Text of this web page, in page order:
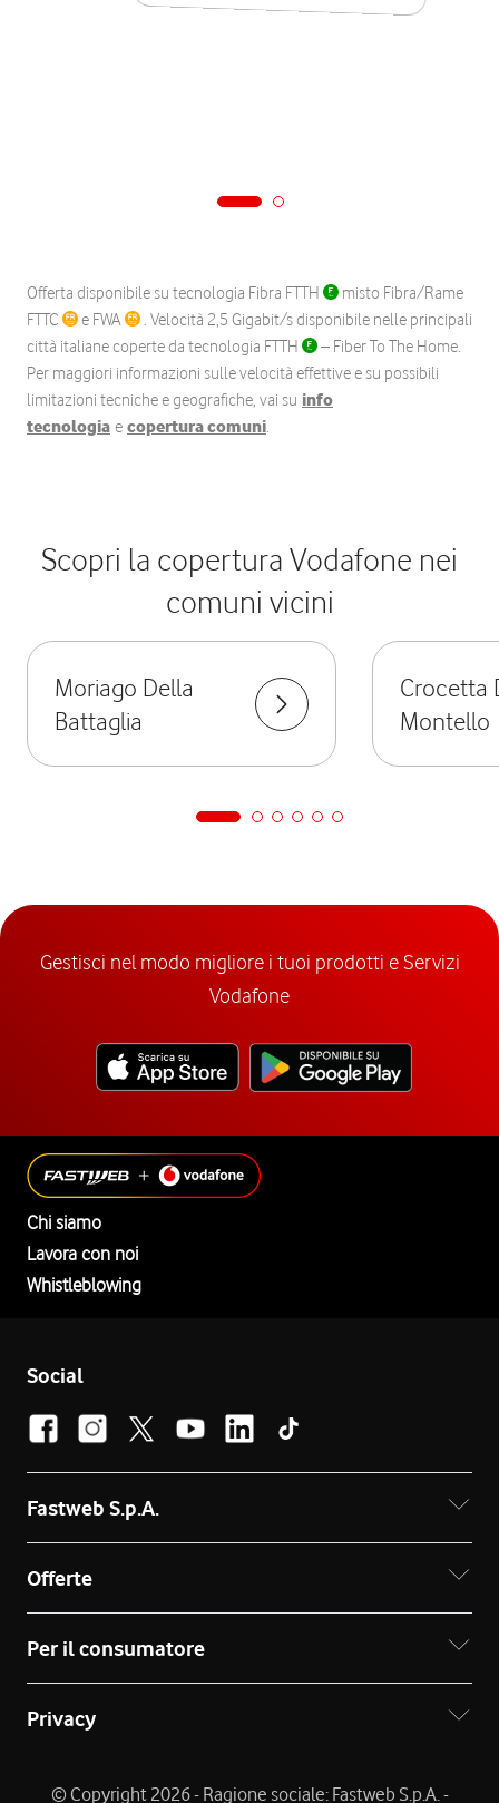
Offerta disponibile su tecnologia Fibra FTTH
misto Fibra/Rame
FTTC
e FWA
. Velocità 2,5 Gigabit/s disponibile nelle principali
città italiane coperte da tecnologia FTTH
– Fiber To The Home.
Per maggiori informazioni sulle velocità effettive e su possibili
limitazioni tecniche e geografiche, vai su info
tecnologia e copertura comuni.
Scopri la copertura Vodafone nei
comuni vicini
Moriago Della
Battaglia
Crocetta
Montello
Gestisci nel modo migliore i tuoi prodotti e Servizi
Vodafone
Chi siamo
Lavora con noi
Whistleblowing
Social
Fastweb S.p.A.
Offerte
Per il consumatore
Privacy
© Copyright 2026 - Ragione sociale: Fastweb S.p.A. -